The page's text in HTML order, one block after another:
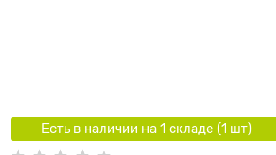
Есть в наличии на 1 складe (1 шт)